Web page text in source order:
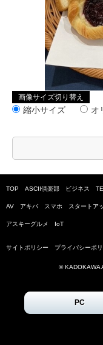
画像サイズ切り替え
縮小サイズ オ
TOP ASCII倶楽部 ビジネス
AV アキバ スマホ スタートア
アスキーグルメ IoT
サイトポリシー プライバシーポ
© KADOKAWA
PC